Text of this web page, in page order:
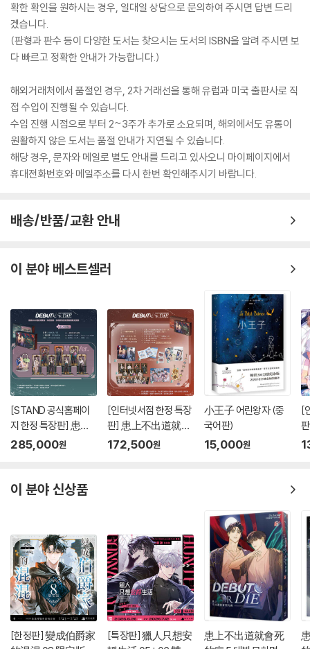
확한 확인을 원하시는 경우, 일대일 상담으로 문의하여 주시면 답변 드리
겠습니다.
(판형과 판수 등이 다양한 도서는 찾으시는 도서의 ISBN을 알려 주시면 보
다 빠르고 정확한 안내가 가능합니다.)
해외거래처에서 품절인 경우, 2차 거래선을 통해 유럽과 미국 출판사로 직
접 수입이 진행될 수 있습니다.
수입 진행 시점으로 부터 2~3주가 추가로 소요되며, 해외에서도 유통이
원활하지 않은 도서는 품절 안내가 지연될 수 있습니다.
해당 경우, 문자와 메일로 별도 안내를 드리고 있사오니 마이페이지에서
휴대전화번호와 메일주소를 다시 한번 확인해주시기 바랍니다.
배송/반품/교환 안내
이 분야 베스트셀러
[STAND 공식홈페이
지 한정 특장판] 患上
不出道就會死的病
대만판 STAND Ver.官
285,000원
[인터넷서점 한정 특장
판] 患上不出道就會
死的病 5+6 데뷔 못
172,500원
小王子 어린왕자 (중
국어판)
15,000원
[
이 분야 신상품
[한정판] 變成伯爵家
[특장판] 獵人只想安
患上不出道就會死